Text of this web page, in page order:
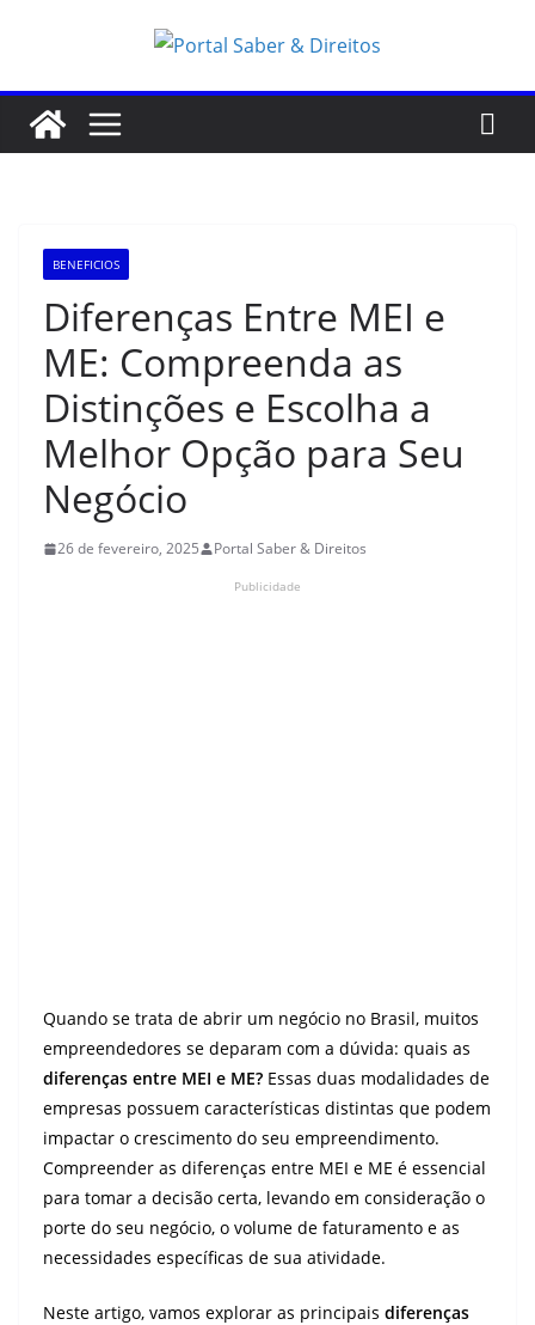
conteúdo
BENEFICIOS
Diferenças Entre MEI e
ME: Compreenda as
Distinções e Escolha a
Melhor Opção para Seu
Negócio
26 de fevereiro, 2025 Portal Saber & Direitos
Publicidade
Quando se trata de abrir um negócio no Brasil, muitos
empreendedores se deparam com a dúvida: quais as
diferenças entre MEI e ME? Essas duas modalidades de
empresas possuem características distintas que podem
impactar o crescimento do seu empreendimento.
Compreender as diferenças entre MEI e ME é essencial
para tomar a decisão certa, levando em consideração o
porte do seu negócio, o volume de faturamento e as
necessidades específicas de sua atividade.
Neste artigo, vamos explorar as principais diferenças